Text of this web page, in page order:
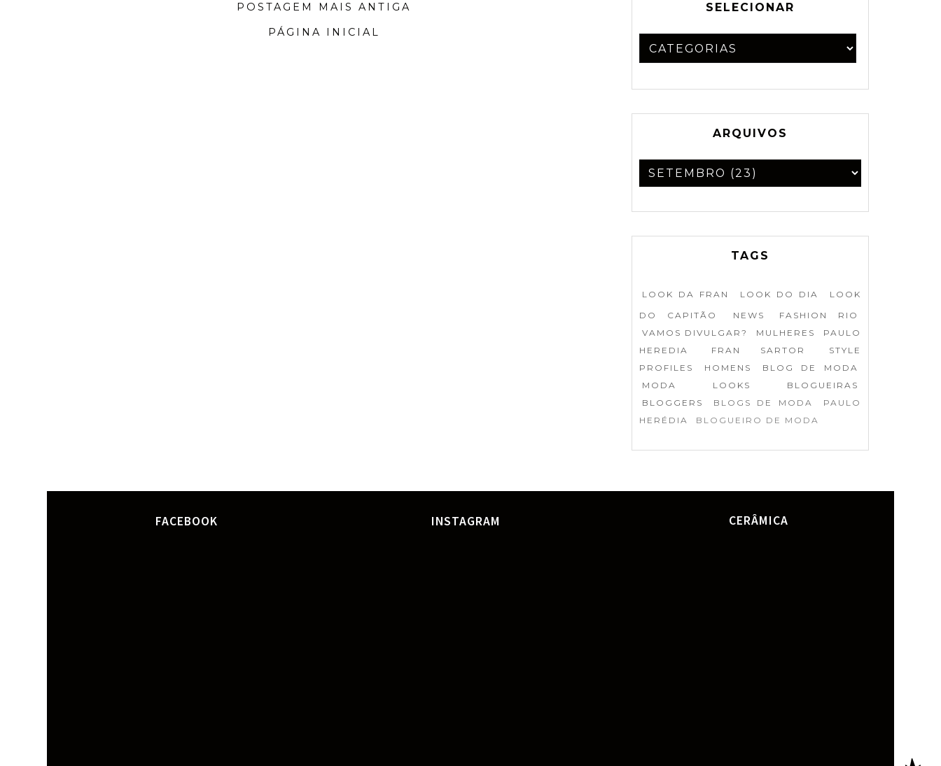
POSTAGEM MAIS ANTIGA
PÁGINA INICIAL
SELECIONAR
ARQUIVOS
TAGS
LOOK DA FRAN LOOK DO DIA
LOOK
DO CAPITÃO
NEWS
FASHION RIO
VAMOS DIVULGAR?
MULHERES
PAULO
HEREDIA
FRAN SARTOR
STYLE
PROFILES
HOMENS
BLOG DE MODA
MODA
LOOKS
BLOGUEIRAS
BLOGGERS
BLOGS DE MODA
PAULO
HERÉDIA
BLOGUEIRO DE MODA
FACEBOOK INSTAGRAM CERÂMICA